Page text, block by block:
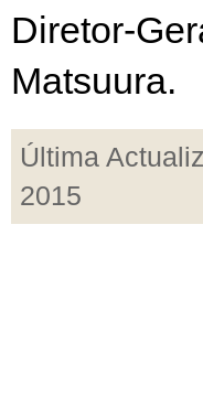
Diretor-
Matsuura.
Última
2015